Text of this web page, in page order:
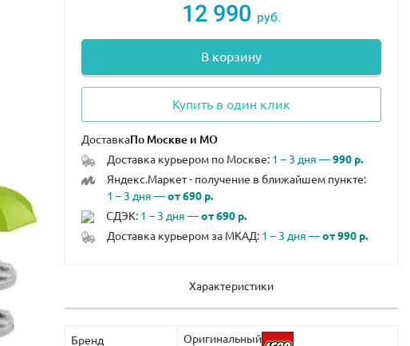
12 990 руб.
В корзину
Купить в один клик
Доставка
Доставка курьером по Москве: 1 – 3 дня —990 р.
Яндекс.Маркет - получение в ближайшем пункте:
1 – 3 дня —от 690 р.
СДЭК: 1 – 3 дня —от 690 р.
Доставка курьером за МКАД: 1 – 3 дня —от 990 р.
Характеристики
Бренд
Оригинальный